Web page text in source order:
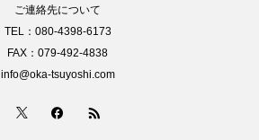
ご連絡先について
TEL：080-4398-6173
FAX：079-492-4838
info@oka-tsuyoshi.com